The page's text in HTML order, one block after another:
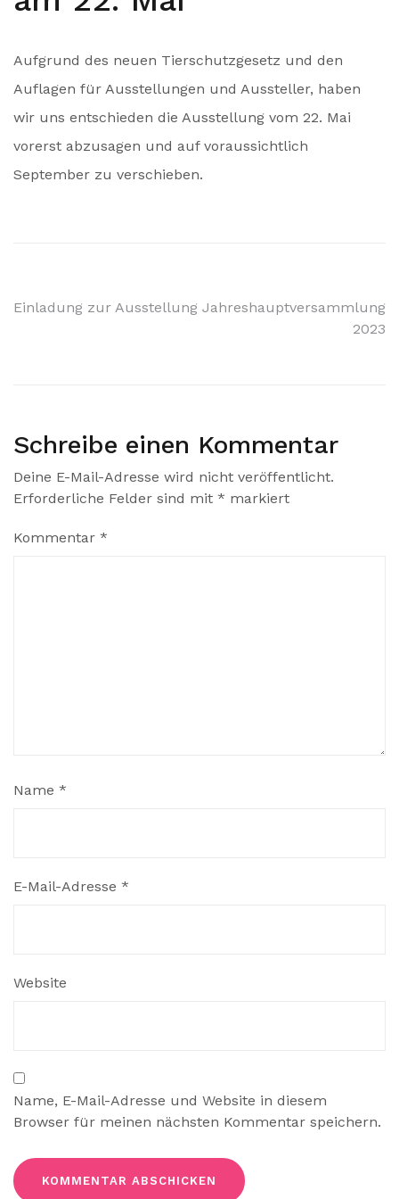
Aufgrund des neuen Tierschutzgesetz und den
Auflagen für Ausstellungen und Aussteller, haben
wir uns entschieden die Ausstellung vom 22. Mai
vorerst abzusagen und auf voraussichtlich
September zu verschieben.
Beitragsnavigation
Einladung zur Ausstellung Jahreshauptversammlung
2023
Schreibe einen Kommentar
Deine E-Mail-Adresse wird nicht veröffentlicht.
Erforderliche Felder sind mit * markiert
Kommentar *
Name *
E-Mail-Adresse *
Website
Name, E-Mail-Adresse und Website in diesem
Browser für meinen nächsten Kommentar speichern.